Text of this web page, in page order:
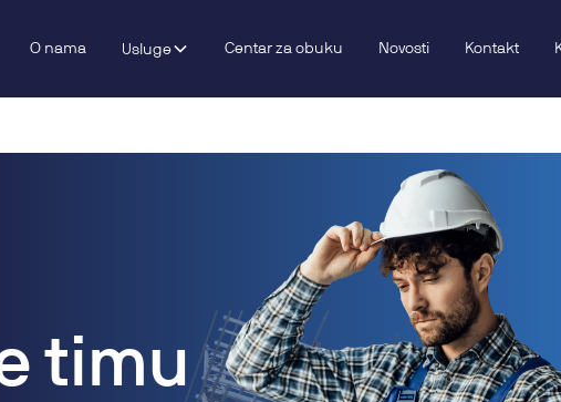
O nama Usluge Centar za obuku Novosti Kontakt
timu